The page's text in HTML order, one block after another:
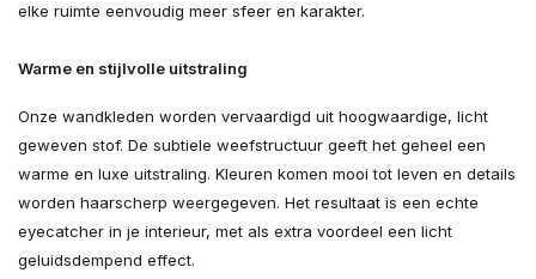
elke ruimte eenvoudig meer sfeer en karakter.
Warme en stijlvolle uitstraling
Onze wandkleden worden vervaardigd uit hoogwaardige, licht
geweven stof. De subtiele weefstructuur geeft het geheel een
warme en luxe uitstraling. Kleuren komen mooi tot leven en details
worden haarscherp weergegeven. Het resultaat is een echte
eyecatcher in je interieur, met als extra voordeel een licht
geluidsdempend effect.